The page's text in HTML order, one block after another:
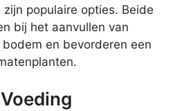
populaire opties. Beide
bij het aanvullen van
en bevorderen een